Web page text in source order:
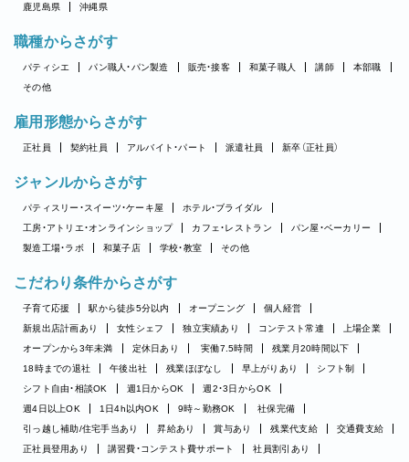
鹿児島県
沖縄県
職種からさがす
パティシエ パン職人・パン製造 販売・接客 和菓子職人 講師
本部職
その他
雇用形態からさがす
正社員 契約社員 アルバイト・パート 派遣社員 新卒（正社員）
ジャンルからさがす
パティスリー・スイーツ・ケーキ屋
ホテル・ブライダル
工房・アトリエ・オンラインショップ
カフェ・レストラン
パン屋・ベーカリー
製造工場・ラボ
和菓子店 学校・教室 その他
こだわり条件からさがす
子育て応援 駅から徒歩5分以内 オープニング
個人経営
新規出店計画あり
女性シェフ 独立実績あり コンテスト常連
上場企業
オープンから3年未満
定休日あり 実働7.5時間
残業月20時間以下
18時までの退社
午後出社 残業ほぼなし 早上がりあり
シフト制
シフト自由・相談OK
週1日からOK
週2・3日からOK
週4日以上OK
1日4h以内OK 9時～勤務OK
社保完備
引っ越し補助/住宅手当あり
昇給あり 賞与あり 残業代支給
交通費支給
正社員登用あり
講習費・コンテスト費サポート
社員割引あり